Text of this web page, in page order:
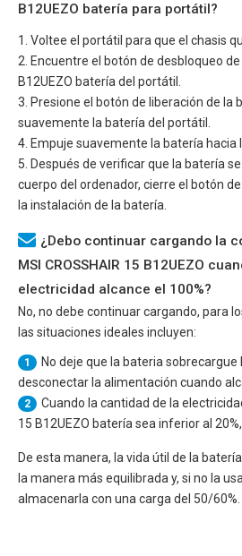
B12UEZO batería para portátil?
1. Voltee el portátil para que el chasis
2. Encuentre el botón de desbloqueo de
B12UEZO batería del portátil.
3. Presione el botón de liberación de la
suavemente la batería del portátil.
4. Empuje suavemente la batería hacia
5. Después de verificar que la batería
cuerpo del ordenador, cierre el botón
la instalación de la batería.
¿Debo continuar cargando la
MSI CROSSHAIR 15 B12UEZO
electricidad alcance el 100%?
No, no debe continuar cargando, para
las situaciones ideales incluyen:
1
No deje que la bateria sobrecargue
desconectar la alimentación cuando
2 Cuando la cantidad de la
15 B12UEZO batería sea inferior al
De esta manera, la vida útil de la
la manera más equilibrada y, si no la
almacenarla con una carga del 50/60%.